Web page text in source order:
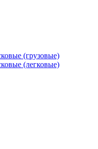
(грузовые)
(легковые)